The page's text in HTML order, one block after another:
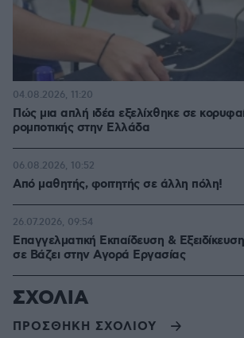
Πώς μια απλή ιδέα εξελίχθηκε σε
ρομποτικής στην Ελλάδα
04.08.2026, 11:20
Από μαθητής, φοιτητής σε άλλη πόλη!
06.08.2026, 10:52
Επαγγελματική Εκπαίδευση &
σε Bάζει στην Aγορά Eργασίας
26.07.2026, 09:54
ΣΧΟΛΙΑ
ΠΡΟΣΘΗΚΗ ΣΧΟΛΙΟΥ